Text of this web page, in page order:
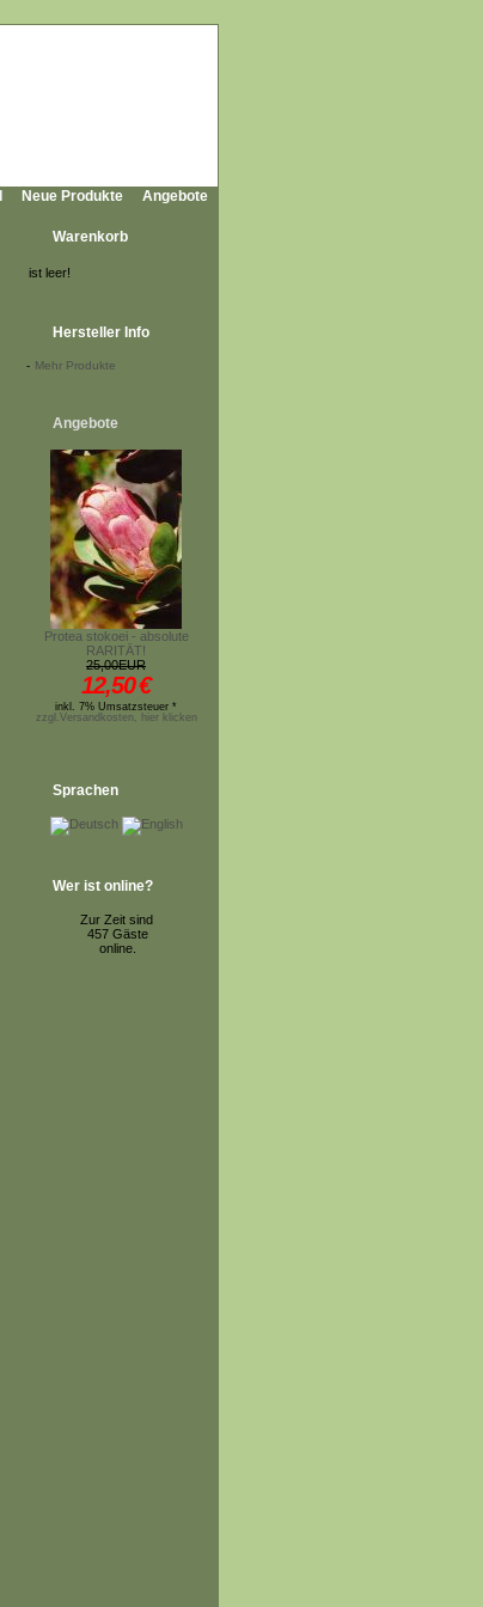
Neue Produkte Angebote
Warenkorb
ist leer!
Hersteller Info
- Mehr Produkte
Angebote
Protea stokoei - absolute
RARITÄT!
25,00EUR
12,50€
inkl. 7% Umsatzsteuer *
zzgl.Versandkosten, hier klicken
Sprachen
Wer ist online?
Zur Zeit sind
457 Gäste
online.